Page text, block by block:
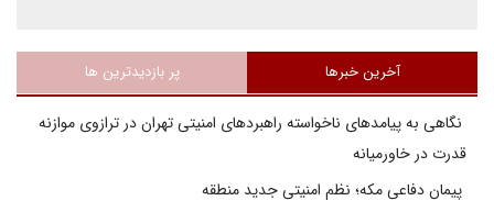
آخرین خبرها پر بازدیدترین ها
نگاهی به پیامدهای ناخواسته راهبردهای امنیتی تهران در ترازوی موازنه
قدرت در خاورمیانه
پیمان دفاعی مکه؛ نظم امنیتی جدید منطقه